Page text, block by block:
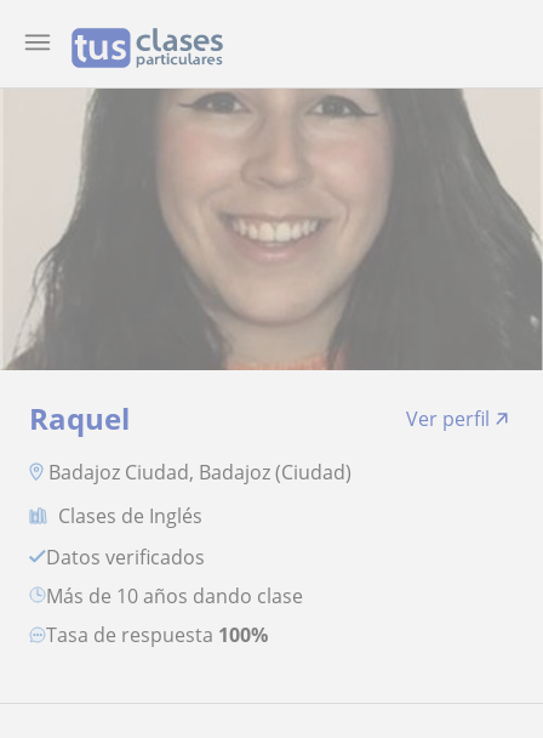
Raquel
Ver perfil
Badajoz Ciudad, Badajoz (Ciudad)
Clases de Inglés
Datos verificados
más de 10 años dando clase
Tasa de respuesta 100%